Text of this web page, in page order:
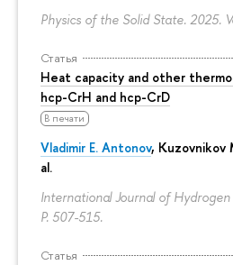
Physics of the Solid State. 2025.
Статья
Heat capacity and other
hcp-CrH and hcp-CrD
В печати
Vladimir E. Antonov, Kuzovnikov
al.
International Journal of Hydrogen
P. 507-515.
Статья